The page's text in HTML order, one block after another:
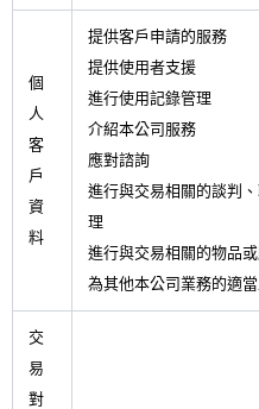
個
人
客
戶
資
料
提供客戶申請的服務
提供使用者支援
進行使用記錄管理
介紹本公司服務
應對諮詢
進行與交易相關的談判
理
進行與交易相關的物品
為其他本公司業務的適
交
易
對